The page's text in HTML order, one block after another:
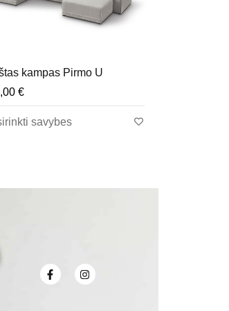
poilsiui visai
kampas Pirmo U
€
savybes